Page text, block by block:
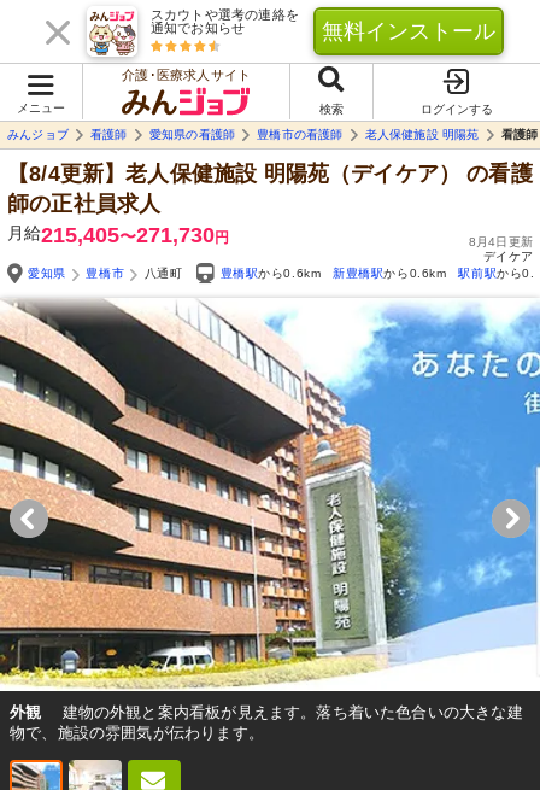
スカウトや選考の連絡を
通知でお知らせ
無料インストール
メニュー
介護･医療求人サイト
検索
ログインする
みんジョブ
看護師 愛知県の看護師 豊橋市の看護師 老人保健施設 明陽苑 看護
【8/4更新】老人保健施設 明陽苑（デイケア）
の看護
師の正社員求人
月給215,405〜271,730円
8月4日更新
デイケア
愛知県
豊橋市 八通町 豊橋駅から0.6km 新豊橋駅から0.6km 駅前駅から
外観
建物の外観と案内看板が見えます。落ち着いた色合いの大きな建
物で、施設の雰囲気が伝わります。